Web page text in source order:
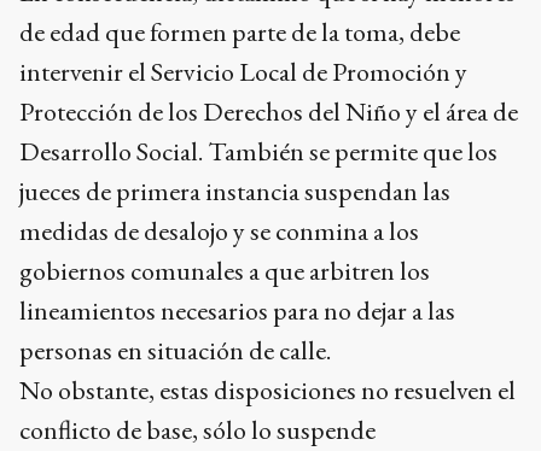
de edad que formen parte de la toma, debe
intervenir el Servicio Local de Promoción y
Protección de los Derechos del Niño y el área de
Desarrollo Social. También se permite que los
jueces de primera instancia suspendan las
medidas de desalojo y se conmina a los
gobiernos comunales a que arbitren los
lineamientos necesarios para no dejar a las
personas en situación de calle.
No obstante, estas disposiciones no resuelven el
conflicto de base, sólo lo suspende